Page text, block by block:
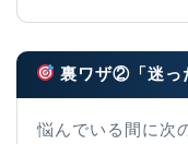
裏ワザ②「迷っ
悩んでいる間に次